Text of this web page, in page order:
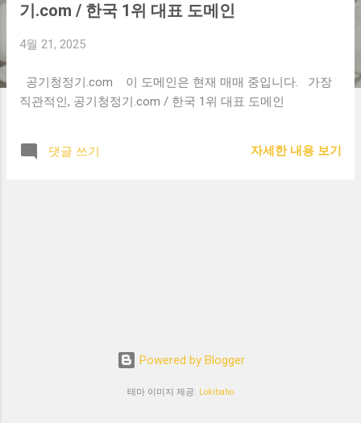
기.com / 한국 1위 대표 도메인
4월 21, 2025
공기청정기.com 이 도메인은 현재 매매 중입니다. 가장
직관적인, 공기청정기.com / 한국 1위 대표 도메인
댓글 쓰기 자세한 내용 보기
Powered by Blogger
테마 이미지 제공: Lokibaho